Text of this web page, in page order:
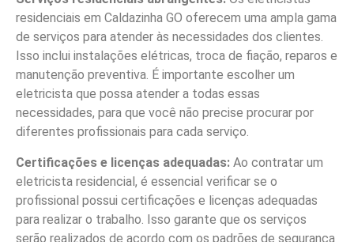
residenciais em Caldazinha GO oferecem uma ampla gama
de serviços para atender às necessidades dos clientes.
Isso inclui instalações elétricas, troca de fiação, reparos e
manutenção preventiva. É importante escolher um
eletricista que possa atender a todas essas
necessidades, para que você não precise procurar por
diferentes profissionais para cada serviço.
Certificações e licenças adequadas: Ao contratar um
eletricista residencial, é essencial verificar se o
profissional possui certificações e licenças adequadas
para realizar o trabalho. Isso garante que os serviços
serão realizados de acordo com os padrões de segurança